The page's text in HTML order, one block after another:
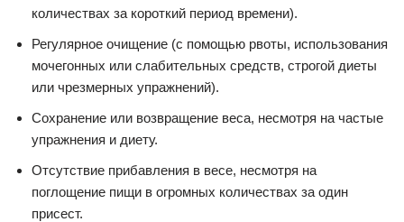
количествах за короткий период времени).
Регулярное очищение (с помощью рвоты, использования
мочегонных или слабительных средств, строгой диеты
или чрезмерных упражнений).
Сохранение или возвращение веса, несмотря на частые
упражнения и диету.
Отсутствие прибавления в весе, несмотря на
поглощение пищи в огромных количествах за один
присест.